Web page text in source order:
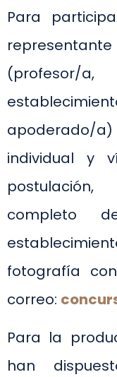
Para
(profesor/
apoderado/
individual y
completo
fotografía
correo:
Para la
han